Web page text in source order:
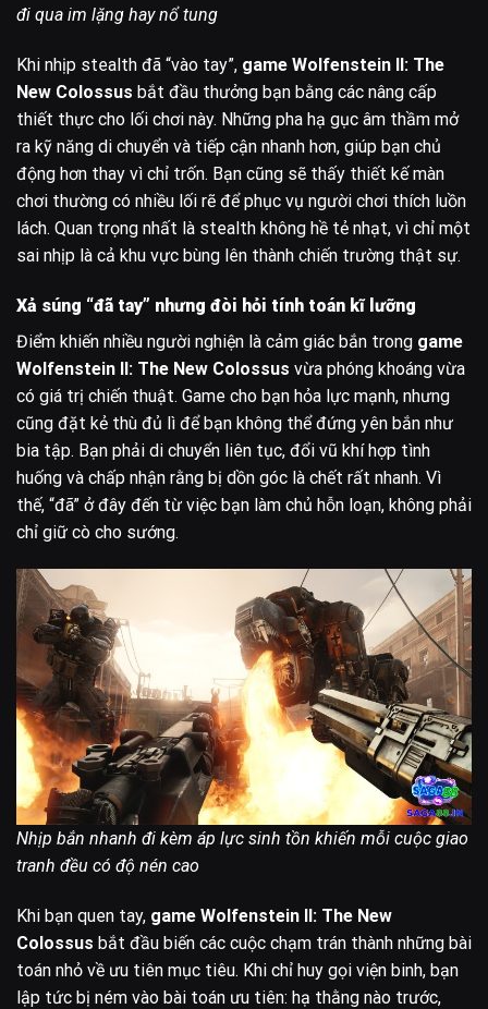
đi qua im lặng hay nổ tung
Khi nhịp stealth đã “vào tay”, game Wolfenstein II: The
New Colossus bắt đầu thưởng bạn bằng các nâng cấp
thiết thực cho lối chơi này. Những pha hạ gục âm thầm mở
ra kỹ năng di chuyển và tiếp cận nhanh hơn, giúp bạn chủ
động hơn thay vì chỉ trốn. Bạn cũng sẽ thấy thiết kế màn
chơi thường có nhiều lối rẽ để phục vụ người chơi thích luồn
lách. Quan trọng nhất là stealth không hề tẻ nhạt, vì chỉ một
sai nhịp là cả khu vực bùng lên thành chiến trường thật sự.
Xả súng “đã tay” nhưng đòi hỏi tính toán kĩ lưỡng
Điểm khiến nhiều người nghiện là cảm giác bắn trong game
Wolfenstein II: The New Colossus vừa phóng khoáng vừa
có giá trị chiến thuật. Game cho bạn hỏa lực mạnh, nhưng
cũng đặt kẻ thù đủ lì để bạn không thể đứng yên bắn như
bia tập. Bạn phải di chuyển liên tục, đổi vũ khí hợp tình
huống và chấp nhận rằng bị dồn góc là chết rất nhanh. Vì
thế, “đã” ở đây đến từ việc bạn làm chủ hỗn loạn, không phải
chỉ giữ cò cho sướng.
Nhịp bắn nhanh đi kèm áp lực sinh tồn khiến mỗi cuộc giao
tranh đều có độ nén cao
Khi bạn quen tay, game Wolfenstein II: The New
Colossus bắt đầu biến các cuộc chạm trán thành những bài
toán nhỏ về ưu tiên mục tiêu. Khi chỉ huy gọi viện binh, bạn
lập tức bị ném vào bài toán ưu tiên: hạ thằng nào trước,